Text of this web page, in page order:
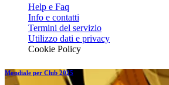
Help e Faq
Info e contatti
Termini del servizio
Utilizzo dati e privacy
Cookie Policy
Mondiale per Club 2025